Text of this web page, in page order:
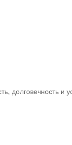
долговечность и